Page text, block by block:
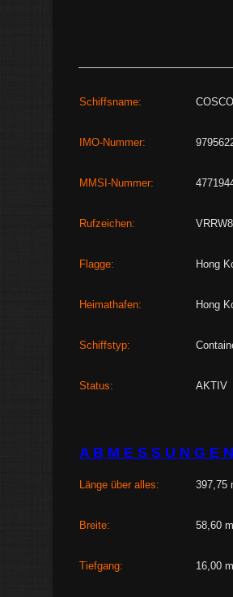
Schiffsname:
IMO-Nummer:
MMSI-Nummer:
Rufzeichen: VRRW8
Flagge: Hong
Heimathafen: Hong
Schiffstyp:
Status: AKTIV
A B M E S S U N G E N
Länge über alles: 397,75
Breite: 58,60 m
Tiefgang: 16,00 m